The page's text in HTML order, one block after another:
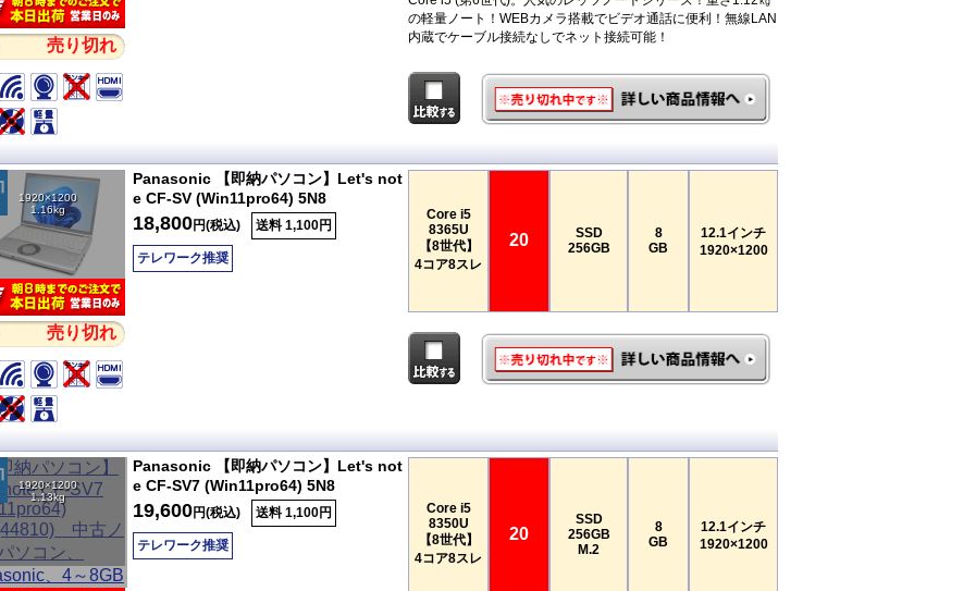
売り切れ
の軽量ノート！WEBカメラ搭載でビデオ通話に便利！無線LAN
内蔵でケーブル接続なしでネット接続可能！
1920×1200
1.16kg
売り切れ
Panasonic 【即納パソコン】Let's not
e CF-SV (Win11pro64) 5N8
18,800円(税込) 送料 1,100円
テレワーク推奨
Core i5
8365U
【8世代】
4コア8スレ
20
SSD
256GB
8
GB
12.1インチ
1920×1200
1920×1200
1.13kg
Panasonic 【即納パソコン】Let's not
e CF-SV7 (Win11pro64) 5N8
19,600円(税込) 送料 1,100円
テレワーク推奨
Core i5
8350U
【8世代】
4コア8スレ
20
SSD
256GB
M.2
8
GB
12.1インチ
1920×1200